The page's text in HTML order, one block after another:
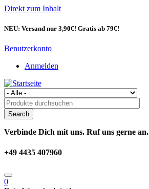
Direkt zum Inhalt
NEU: Versand nur 3,90€! Gratis ab 79€!
Benutzerkonto
Anmelden
Verbinde Dich mit uns. Ruf uns gerne an.
+49 4435 407960
0